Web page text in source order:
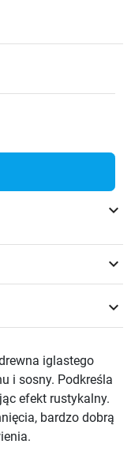
keyboard_arrow_down
keyboard_arrow_down
keyboard_arrow_down
iglastego
i sosny. Podkreśla
efekt rustykalny.
bardzo dobrą